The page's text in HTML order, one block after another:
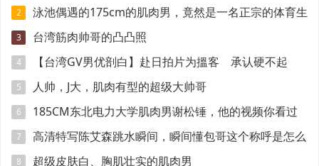
2 泳池偶遇的175cm的肌肉男，竟然是一名正宗的体育生
3 台湾筋肉帅哥的凸凸照
4
【台湾GV男优剖白】赴日拍片为搵客 承认硬不起
来：但我还有性欲
5 人帅，J大，肌肉有型的超级大帅哥
6
185CM东北电力大学肌肉男谢松锤，他的视频你看过
吗
7
高清特写陈艾森跳水瞬间，瞬间懂包哥这个称呼是怎么
来的
8 超级皮肤白、胸肌壮实的肌肉男